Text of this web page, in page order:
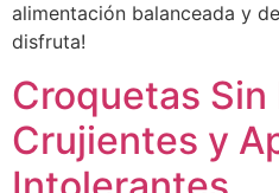
alimentación balanceada y
disfruta!
Croquetas Sin
Crujientes y